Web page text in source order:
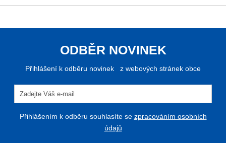
ODBĚR NOVINEK
Přihlášení k odběru novinek z webových stránek obce
Přihlášením k odběru souhlasíte se zpracováním osobních
údajů